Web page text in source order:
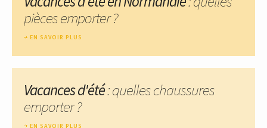
pièces emporter ?
EN SAVOIR PLUS
Vacances d'été: quelles chaussures
emporter ?
EN SAVOIR PLUS